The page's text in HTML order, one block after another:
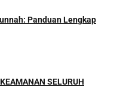
Panduan Lengkap
SELURUH